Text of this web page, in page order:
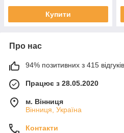
Купити
Про нас
94% позитивних з 415
Працює з 28.05.2020
м. Вінниця
Вінниця, Україна
Контакти